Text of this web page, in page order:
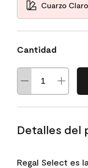
Cuarzo
Cantidad
Detalles del
Regal Select es